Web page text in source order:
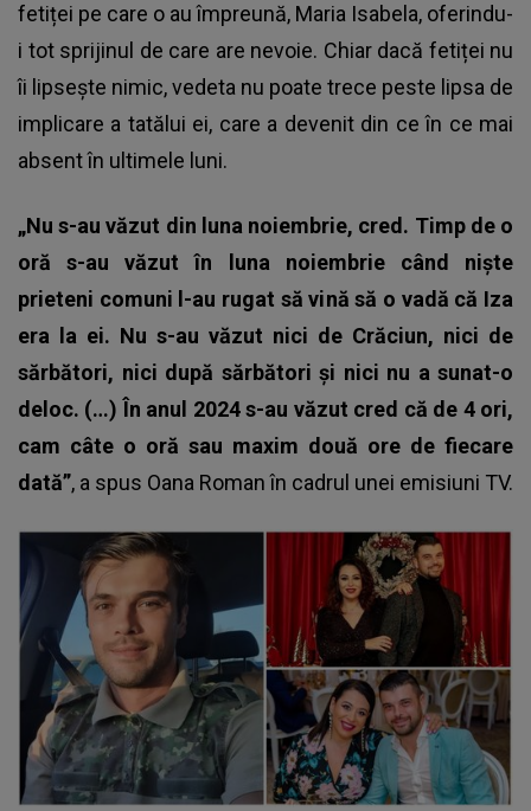
fetiței pe care o au împreună, Maria Isabela, oferindu-
i tot sprijinul de care are nevoie. Chiar dacă fetiței nu
îi lipsește nimic, vedeta nu poate trece peste lipsa de
implicare a tatălui ei, care a devenit din ce în ce mai
absent în ultimele luni.
„Nu s-au văzut din luna noiembrie, cred. Timp de o
oră s-au văzut în luna noiembrie când nişte
prieteni comuni l-au rugat să vină să o vadă că Iza
era la ei. Nu s-au văzut nici de Crăciun, nici de
sărbători, nici după sărbători şi nici nu a sunat-o
deloc. (…) În anul 2024 s-au văzut cred că de 4 ori,
cam câte o oră sau maxim două ore de fiecare
dată”, a spus Oana Roman în cadrul unei emisiuni TV.